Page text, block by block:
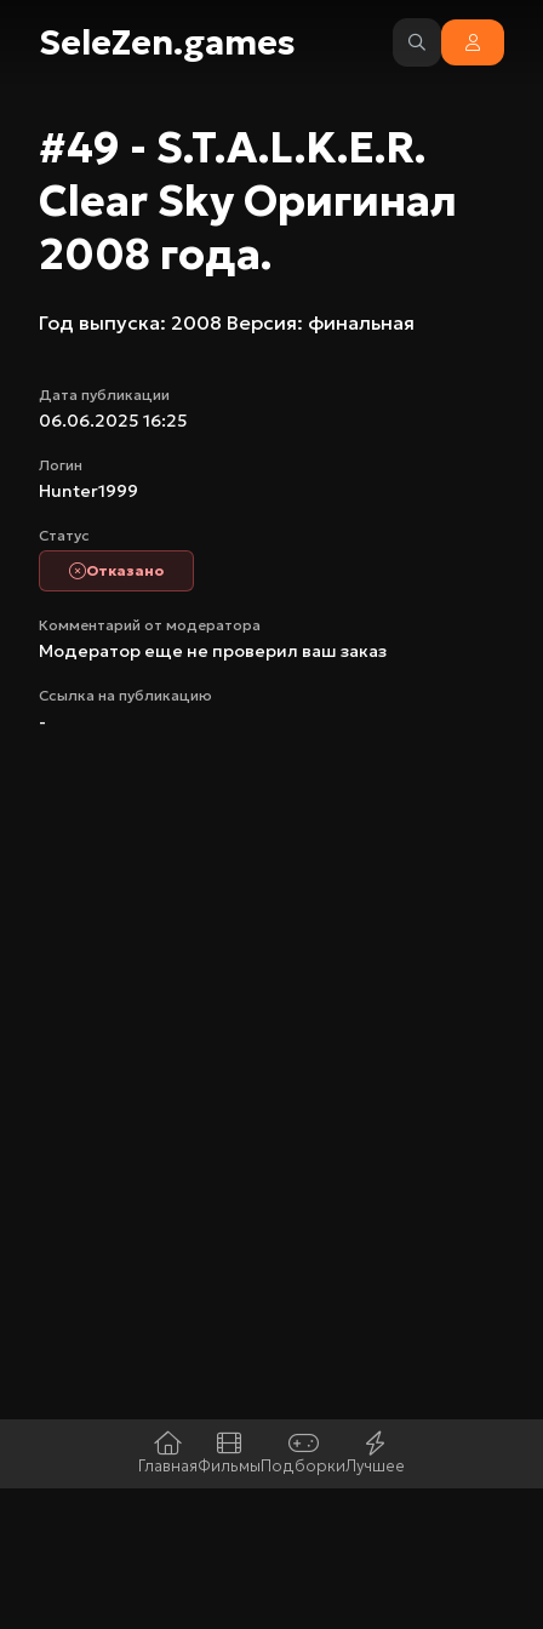
SeleZen.games
ГлавнаяФильмыПодборкиЛучшее
#49 - S.T.A.L.K.E.R.
Clear Sky Оригинал
2008 года.
Год выпуска: 2008 Версия: финальная
Дата публикации
06.06.2025 16:25
Логин
Hunter1999
Статус
Отказано
Комментарий от модератора
Модератор еще не проверил ваш заказ
Ссылка на публикацию
-